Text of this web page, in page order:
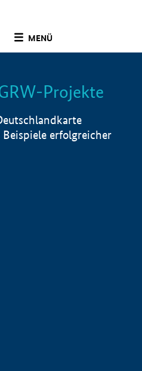
MENÜ
Info
Projekte
erfolgreicher